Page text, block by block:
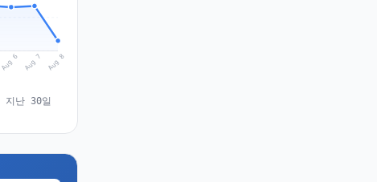
Aug 6 Aug 7 Aug 8
지난 30일